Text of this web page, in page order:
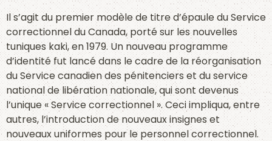
Il s’agit du premier modèle de titre d’épaule du Service
correctionnel du Canada, porté sur les nouvelles
tuniques kaki, en 1979. Un nouveau programme
d’identité fut lancé dans le cadre de la réorganisation
du Service canadien des pénitenciers et du service
national de libération nationale, qui sont devenus
l’unique « Service correctionnel ». Ceci impliqua, entre
autres, l’introduction de nouveaux insignes et
nouveaux uniformes pour le personnel correctionnel.